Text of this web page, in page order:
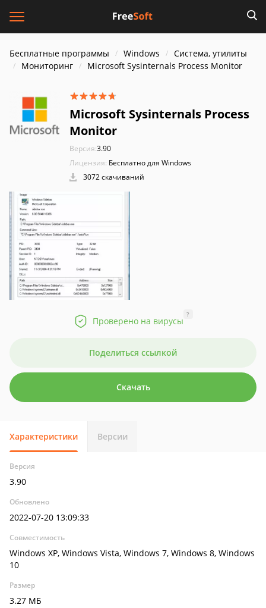
Бесплатные программы Windows
Система, утилиты
Мониторинг
Microsoft Sysinternals Process Monitor
Microsoft Sysinternals Process
Monitor
Версия:3.90
Лицензия: Бесплатно для Windows
3072 скачиваний
Проверено на вирусы
?
Поделиться ссылкой
Скачать
Характеристики Версии
Версия
3.90
Обновлено
2022-07-20 13:09:33
Совместимость
Windows XP, Windows Vista, Windows 7, Windows 8, Windows
10
Размер
3.27 МБ